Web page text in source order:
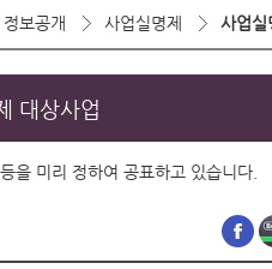
정보공개 사업실명제 사업실
대상사업
을 미리 정하여 공표하고 있습니다.